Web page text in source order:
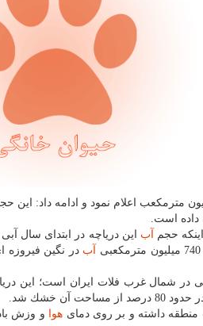
ارومیه در زمان مشابه سال قبل را یك میلیارد و 770 میلیون مترمكعب اعلام
حجم
آب این دریاچه در ابتدای سال
آب در نگین فیروزه
منطقه داشته و بر روی دمای هوا
و وزش